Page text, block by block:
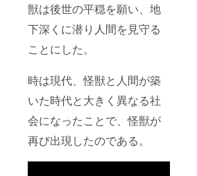
獣は後世の平穏を願い、地
下深くに潜り人間を見守る
ことにした。
時は現代、怪獣と人間が築
いた時代と大きく異なる社
会になったことで、怪獣が
再び出現したのである。